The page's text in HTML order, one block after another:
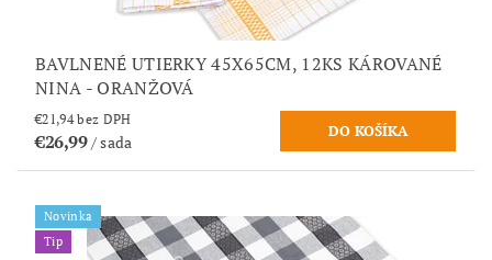
BAVLNENÉ UTIERKY 45X65CM, 12KS KÁROVANÉ
NINA - ORANŽOVÁ
€21,94 bez DPH
€26,99/ sada
Novinka
Tip